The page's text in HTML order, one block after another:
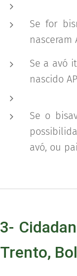
Se for
nasceram
Se a avó
nascido
Se o
avó, ou
3-
Trento,